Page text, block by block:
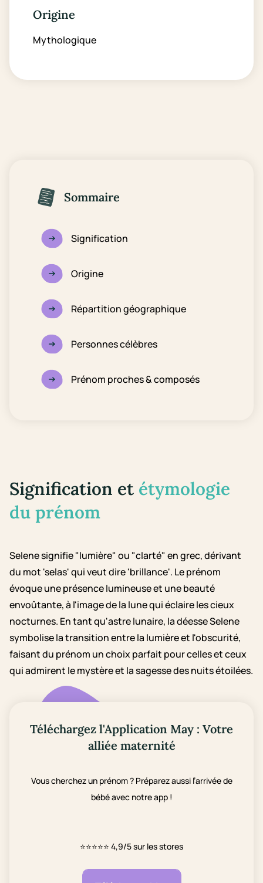
Origine
Mythologique
Sommaire
Signification
Origine
Répartition géographique
Personnes célèbres
Prénom proches & composés
Signification et étymologie
du prénom
Selene signifie "lumière" ou "clarté" en grec, dérivant
du mot 'selas' qui veut dire 'brillance'. Le prénom
évoque une présence lumineuse et une beauté
envoûtante, à l'image de la lune qui éclaire les cieux
nocturnes. En tant qu'astre lunaire, la déesse Selene
symbolise la transition entre la lumière et l'obscurité,
faisant du prénom un choix parfait pour celles et ceux
qui admirent le mystère et la sagesse des nuits étoilées.
Téléchargez l'Application May : Votre
alliée maternité
Vous cherchez un prénom ? Préparez aussi l’arrivée de
bébé avec notre app !
⭐⭐⭐⭐⭐ 4,9/5 sur les stores